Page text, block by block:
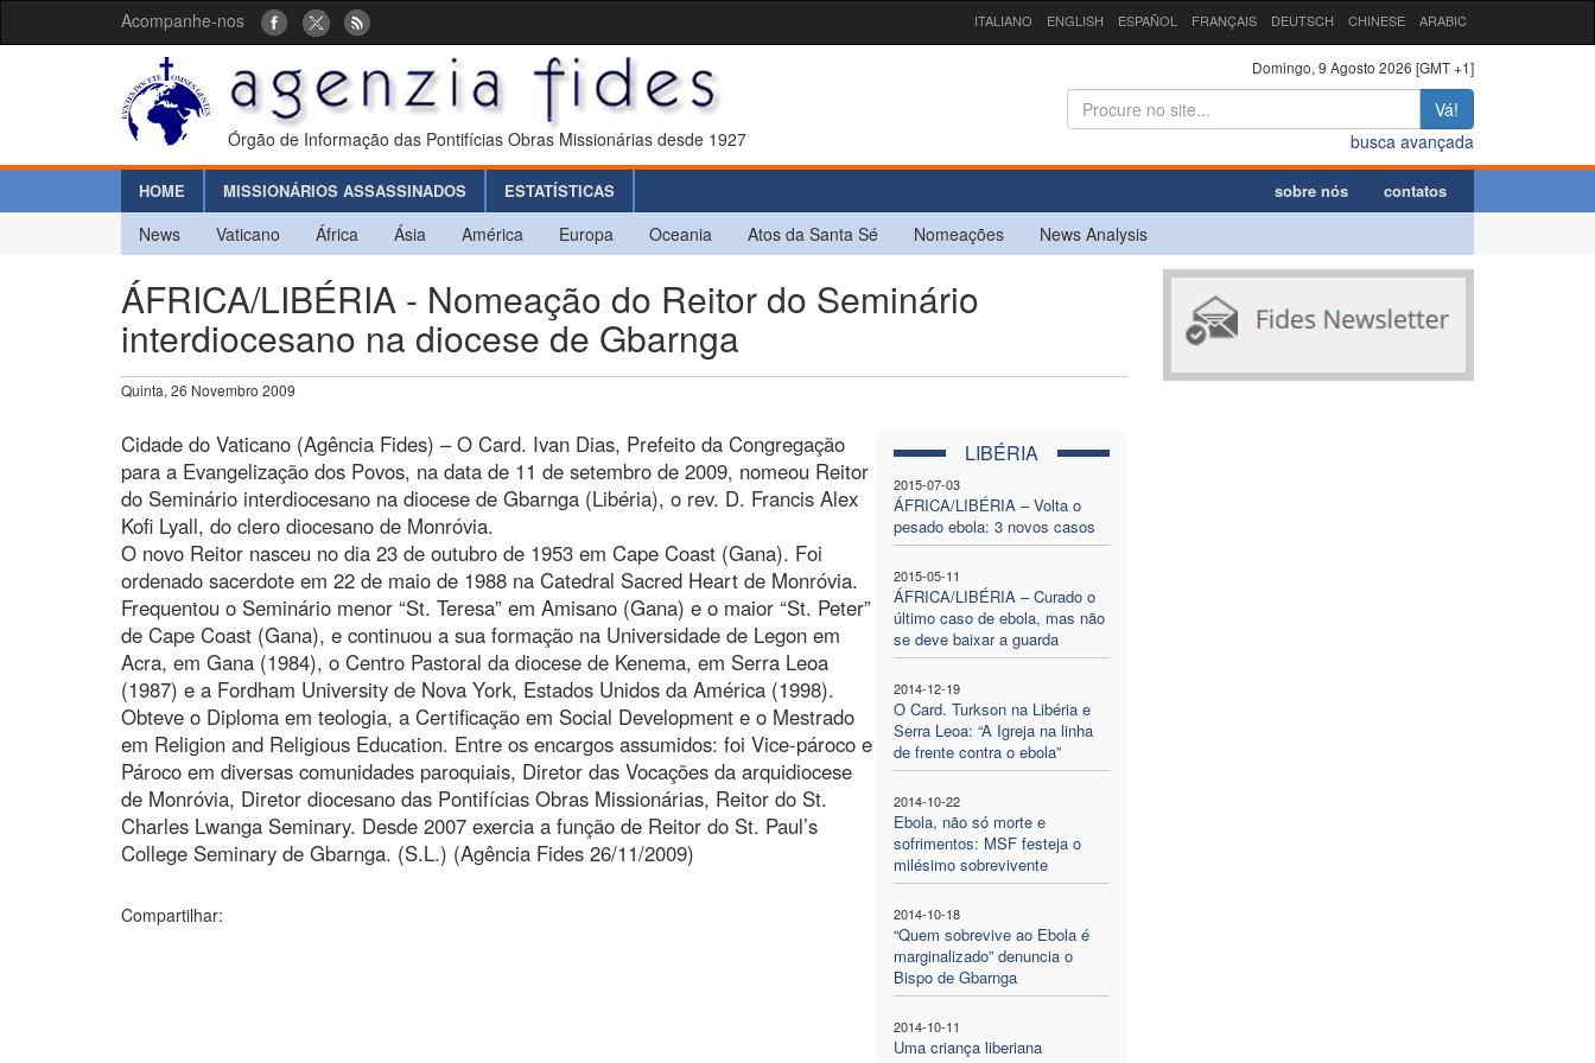
Acompanhe-nos ITALIANO ENGLISH ESPAÑOL FRANÇAIS DEUTSCH CHINESE ARABIC
Órgão de Informação das Pontifícias Obras Missionárias desde 1927
Domingo, 9 Agosto 2026 [GMT +1]
Vá!
busca avançada
HOME MISSIONÁRIOS ASSASSINADOS ESTATÍSTICAS sobre nós contatos
News Vaticano África Ásia América Europa Oceania Atos da Santa Sé Nomeações News Analysis
ÁFRICA/LIBÉRIA - Nomeação do Reitor do Seminário
interdiocesano na diocese de Gbarnga
Quinta, 26 Novembro 2009
LIBÉRIA
2015-07-03
ÁFRICA/LIBÉRIA – Volta o
pesado ebola: 3 novos casos
2015-05-11
ÁFRICA/LIBÉRIA – Curado o
último caso de ebola, mas não
se deve baixar a guarda
2014-12-19
O Card. Turkson na Libéria e
Serra Leoa: “A Igreja na linha
de frente contra o ebola”
2014-10-22
Ebola, não só morte e
sofrimentos: MSF festeja o
milésimo sobrevivente
2014-10-18
“Quem sobrevive ao Ebola é
marginalizado” denuncia o
Bispo de Gbarnga
2014-10-11
Uma criança liberiana
Cidade do Vaticano (Agência Fides) – O Card. Ivan Dias, Prefeito da Congregação
para a Evangelização dos Povos, na data de 11 de setembro de 2009, nomeou Reitor
do Seminário interdiocesano na diocese de Gbarnga (Libéria), o rev. D. Francis Alex
Kofi Lyall, do clero diocesano de Monróvia.
O novo Reitor nasceu no dia 23 de outubro de 1953 em Cape Coast (Gana). Foi
ordenado sacerdote em 22 de maio de 1988 na Catedral Sacred Heart de Monróvia.
Frequentou o Seminário menor “St. Teresa” em Amisano (Gana) e o maior “St. Peter”
de Cape Coast (Gana), e continuou a sua formação na Universidade de Legon em
Acra, em Gana (1984), o Centro Pastoral da diocese de Kenema, em Serra Leoa
(1987) e a Fordham University de Nova York, Estados Unidos da América (1998).
Obteve o Diploma em teologia, a Certificação em Social Development e o Mestrado
em Religion and Religious Education. Entre os encargos assumidos: foi Vice-pároco e
Pároco em diversas comunidades paroquiais, Diretor das Vocações da arquidiocese
de Monróvia, Diretor diocesano das Pontifícias Obras Missionárias, Reitor do St.
Charles Lwanga Seminary. Desde 2007 exercia a função de Reitor do St. Paul’s
College Seminary de Gbarnga. (S.L.) (Agência Fides 26/11/2009)
Compartilhar: